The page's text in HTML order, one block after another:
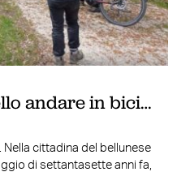
andare in bici…
Nella cittadina del bellunese
di settantasette anni fa,